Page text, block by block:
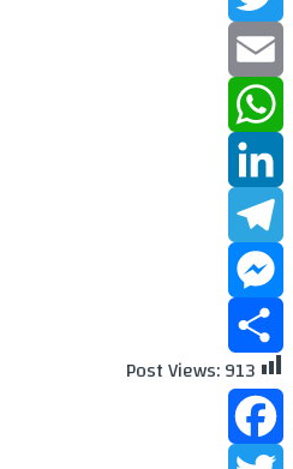
Twitter
Email
WhatsApp
LinkedIn
Telegram
Messenger
Share
Post Views:913